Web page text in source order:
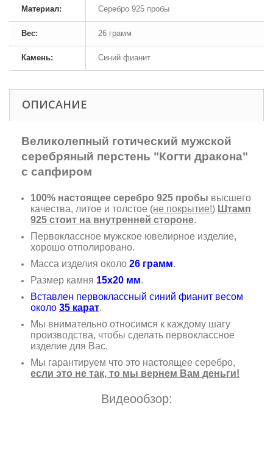
Материал: Серебро 925 пробы
Вес: 26 грамм
Камень: Синий фианит
ОПИСАНИЕ
Великолепный готический мужской
серебряный перстень "Когти дракона"
с сапфиром
100% настоящее серебро 925 пробы высшего
качества, литое и толстое (не покрытие!) Штамп
925 стоит на внутренней стороне.
Первоклассное мужское ювелирное изделие,
хорошо отполировано.
Масса изделия около 26 грамм.
Размер камня 15х20 мм.
Вставлен первоклассный синий фианит весом
около 35 карат.
Мы внимательно относимся к каждому шагу
производства, чтобы сделать первоклассное
изделие для Вас.
Мы гарантируем что это настоящее серебро,
если это не так, то мы вернем Вам деньги!
Видеообзор: